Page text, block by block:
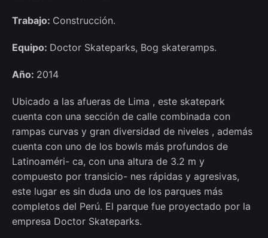
Trabajo: Construcción.
Equipo: Doctor Skateparks, Bog skateramps.
Año: 2014
Ubicado a las afueras de Lima , este skatepark
cuenta con una sección de calle combinada con
rampas curvas y gran diversidad de niveles , además
cuenta con uno de los bowls más profundos de
Latinoaméri- ca, con una altura de 3.2 m y
compuesto por transicio- nes rápidas y agresivas,
este lugar es sin duda uno de los parques más
completos del Perú. El parque fue proyectado por la
empresa Doctor Skateparks.